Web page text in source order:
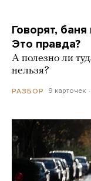
Говорят,
Это правда?
А полезно ли
нельзя?
РАЗБОР 9 карточек